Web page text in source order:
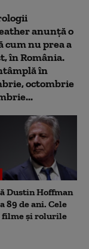
anunță o
cum nu prea a
în România.
în
octombrie
Dustin Hoffman
89 de ani. Cele
filme și rolurile